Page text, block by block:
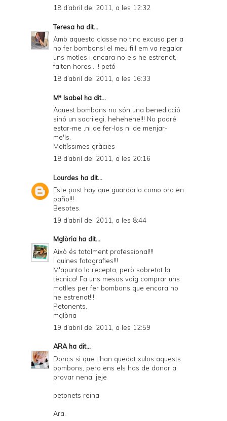
18 d’abril del 2011, a les 12:32
Teresa ha dit...
Amb aquesta classe no tinc excusa per a
no fer bombons! el meu fill em va regalar
uns motles i encara no els he estrenat,
falten hores... ! petó
18 d’abril del 2011, a les 16:33
Mª Isabel ha dit...
Aquest bombons no són una benedicció
sinó un sacrilegi, hehehehe!!! No podré
estar-me ,ni de fer-los ni de menjar-
me'ls.
Moltíssimes gràcies
18 d’abril del 2011, a les 20:16
Lourdes ha dit...
Este post hay que guardarlo como oro en
paño!!!
Besotes.
19 d’abril del 2011, a les 8:44
Mglòria ha dit...
Això és totalment professional!!!
I quines fotografies!!!
M'apunto la recepta, però sobretot la
tècnica! Fa uns mesos vaig comprar uns
motlles per fer bombons que encara no
he estrenat!!!
Petonents,
mglòria
19 d’abril del 2011, a les 12:59
ARAha dit...
Doncs si que t'han quedat xulos aquests
bombons, pero ens els has de donar a
provar nena, jeje
petonets reina
Ara.